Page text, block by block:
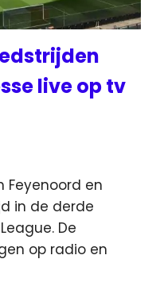
live op tv
en
in de derde
De
op radio en